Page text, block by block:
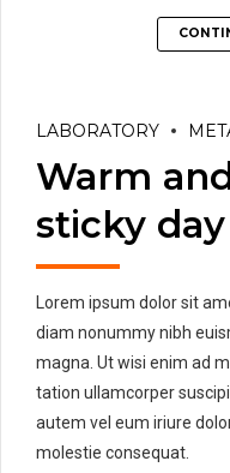
LABORATORY
Warm
sticky day
Lorem ipsum dolor sit
diam nonummy nibh
magna. Ut wisi enim ad
tation ullamcorper
autem vel eum iriure
molestie consequat.